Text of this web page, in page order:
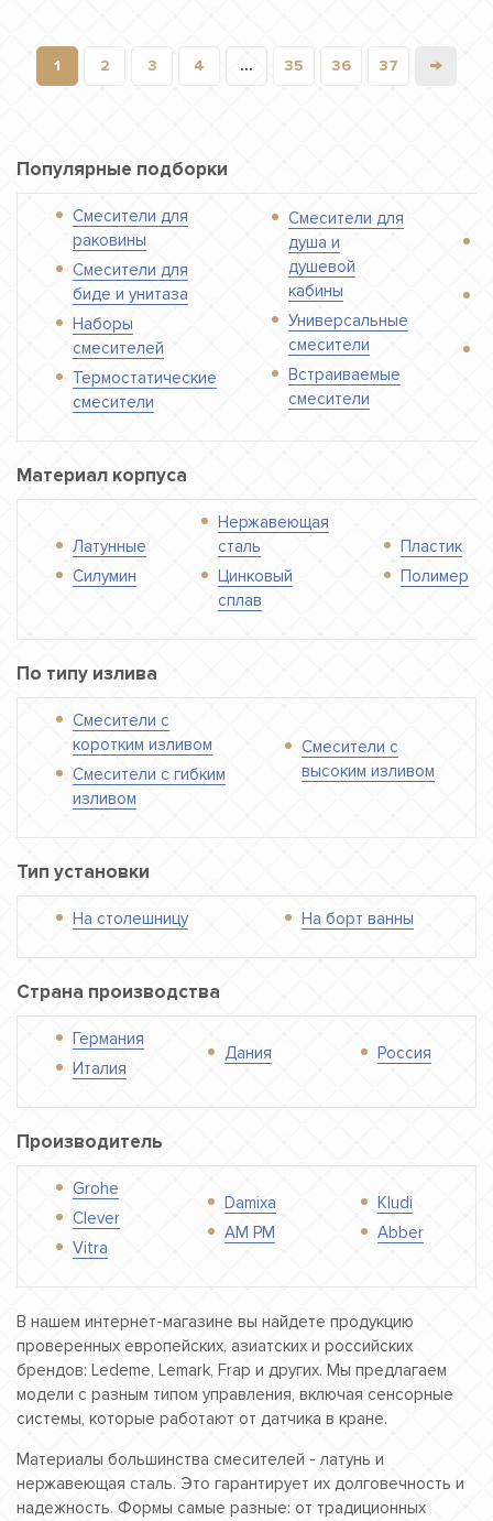
1 2 3 4 ... 35 36 37 →
Популярные подборки
Смесители для
раковины
Смесители для
биде и унитаза
Наборы
смесителей
Термостатические
смесители
Смесители для
душа и
душевой
кабины
Универсальные
смесители
Встраиваемые
смесители
Материал корпуса
Латунные
Силумин
Нержавеющая
сталь
Цинковый
сплав
Пластик
Полимер
По типу излива
Смесители с
коротким изливом
Смесители с гибким
изливом
Смесители с
высоким изливом
Тип установки
На столешницу На борт ванны
Страна производства
Германия
Италия
Дания Россия
Производитель
Grohe
Clever
Vitra
Damixa
AM PM
Kludi
Abber
В нашем интернет-магазине вы найдете продукцию
проверенных европейских, азиатских и российских
брендов: Ledeme, Lemark, Frap и других. Мы предлагаем
модели с разным типом управления, включая сенсорные
системы, которые работают от датчика в кране.
Материалы большинства смесителей - латунь и
нержавеющая сталь. Это гарантирует их долговечность и
надежность. Формы самые разные: от традиционных